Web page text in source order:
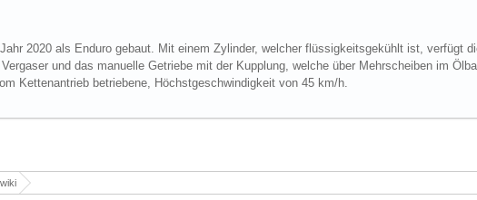
2020 als Enduro gebaut. Mit einem Zylinder, welcher flüssigkeitsgekühlt ist, verfügt
und das manuelle Getriebe mit der Kupplung, welche über Mehrscheiben im
Kettenantrieb betriebene, Höchstgeschwindigkeit von 45 km/h.